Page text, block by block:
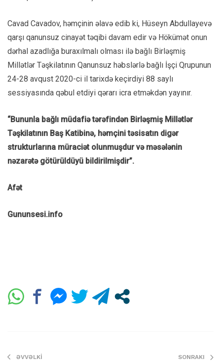
Cavad Cavadov, həmçinin əlavə edib ki, Hüseyn Abdullayevə
qarşı qanunsuz cinayət təqibi davam edir və Hökümət onun
dərhal azadlığa buraxılmalı olması ilə bağlı Birləşmiş
Millətlər Təşkilatının Qanunsuz həbslərlə bağlı İşçi Qrupunun
24-28 avqust 2020-ci il tarixdə keçirdiyi 88 saylı
sessiyasında qəbul etdiyi qərarı icra etməkdən yayınır.
“Bununla bağlı müdafiə tərəfindən Birləşmiş Millətlər
Təşkilatının Baş Katibinə, həmçini təsisatın digər
strukturlarına müraciət olunmuşdur və məsələnin
nəzarətə götürüldüyü bildirilmişdir”.
Afət
Gununsesi.info
ƏVVƏLKI SONRAKI